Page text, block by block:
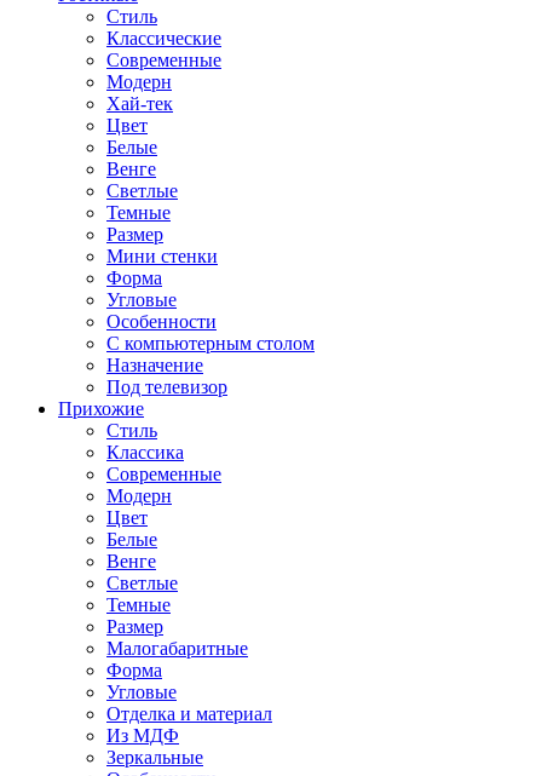
Стиль
Классические
Современные
Модерн
Хай-тек
Цвет
Белые
Венге
Светлые
Темные
Размер
Мини стенки
Форма
Угловые
Особенности
С компьютерным столом
Назначение
Под телевизор
Прихожие
Стиль
Классика
Современные
Модерн
Цвет
Белые
Венге
Светлые
Темные
Размер
Малогабаритные
Форма
Угловые
Отделка и материал
Из МДФ
Зеркальные